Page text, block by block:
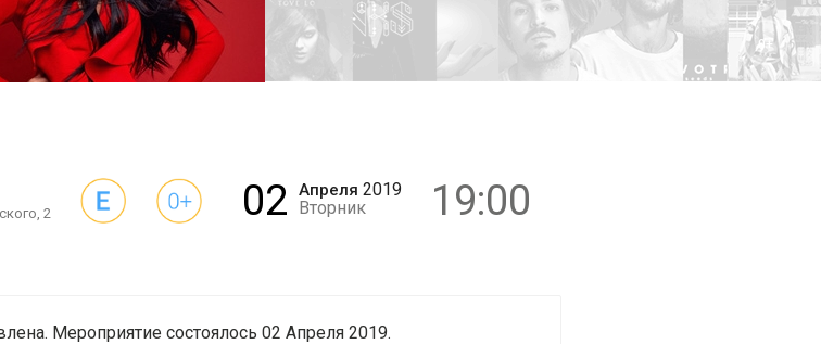
0+
2 02 Апреля 2019
Вторник
19:00
Мероприятие состоялось 02 Апреля 2019.